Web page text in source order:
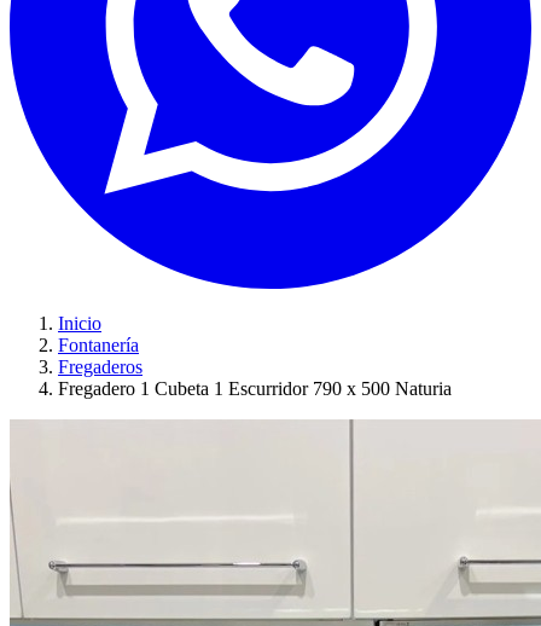
Inicio
Fontanería
Fregaderos
Fregadero 1 Cubeta 1 Escurridor 790 x 500 Naturia